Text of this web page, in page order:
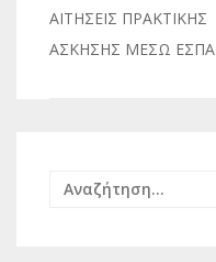
Πλοήγηση
άρθρων
ΑΙΤΗΣΕΙΣ ΠΡΑΚΤΙΚΗΣ
ΑΣΚΗΣΗΣ ΜΕΣΩ ΕΣΠΑ
Αναζήτηση